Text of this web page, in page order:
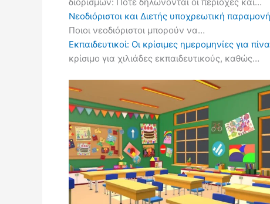
Νεοδιόριστοι και Διετής υποχρεωτική
Ποιοι νεοδιόριστοι μπορούν να…
Εκπαιδευτικοί: Οι κρίσιμες ημερομηνίες για
κρίσιμο για χιλιάδες εκπαιδευτικούς, καθώς…